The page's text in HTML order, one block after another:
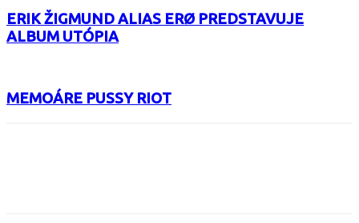
ERIK ŽIGMUND ALIAS ERØ PREDSTAVUJE
ALBUM UTÓPIA
MEMOÁRE PUSSY RIOT